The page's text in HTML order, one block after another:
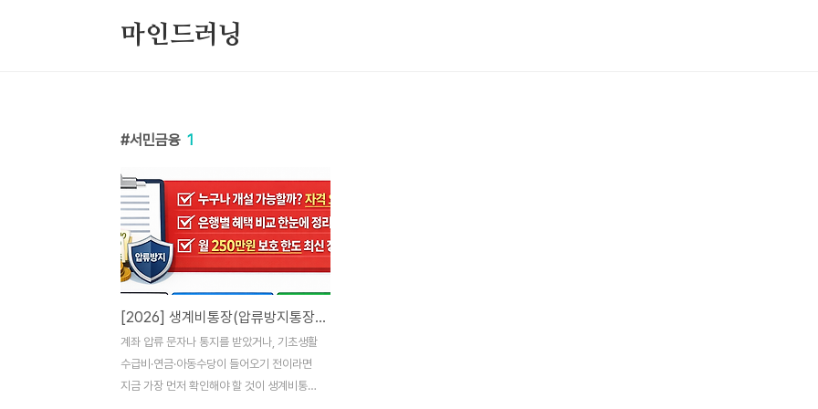
마인드러닝
서민금융 1
[2026] 생계비통장(압류방지통장) 개설 조건｜필요 서류｜지금 바로 가능한 은행
계좌 압류 문자나 통지를 받았거나, 기초생활
수급비·연금·아동수당이 들어오기 전이라면
지금 가장 먼저 확인해야 할 것이 생계비통장